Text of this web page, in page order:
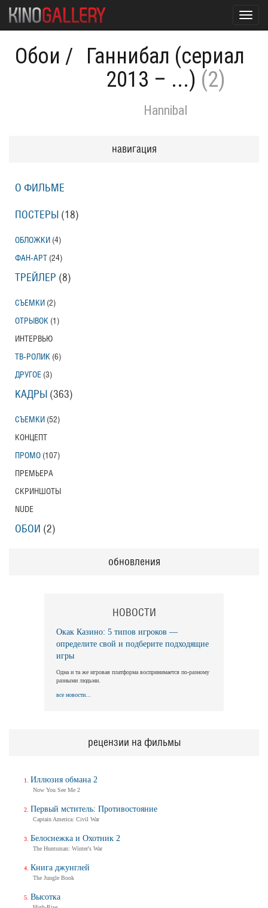
Обои /
Ганнибал (сериал
2013 – ...) (2)
Hannibal
навигация
О ФИЛЬМЕ
ПОСТЕРЫ (18)
ОБЛОЖКИ (4)
ФАН-АРТ (24)
ТРЕЙЛЕР (8)
СЪЕМКИ (2)
ОТРЫВОК (1)
ИНТЕРВЬЮ
ТВ-РОЛИК (6)
ДРУГОЕ (3)
КАДРЫ (363)
СЪЕМКИ (52)
КОНЦЕПТ
ПРОМО (107)
ПРЕМЬЕРА
СКРИНШОТЫ
NUDE
ОБОИ (2)
обновления
НОВОСТИ
Окак Казино: 5 типов игроков —
определите свой и подберите подходящие
игры
Одна и та же игровая платформа воспринимается по-разному
разными людьми.
все новости...
рецензии на фильмы
Иллюзия обмана 2
Now You See Me 2
Первый мститель: Противостояние
Captain America: Civil War
Белоснежка и Охотник 2
The Huntsman: Winter's War
Книга джунглей
The Jungle Book
Высотка